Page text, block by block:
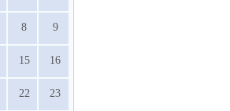
8 9
15 16
22 23